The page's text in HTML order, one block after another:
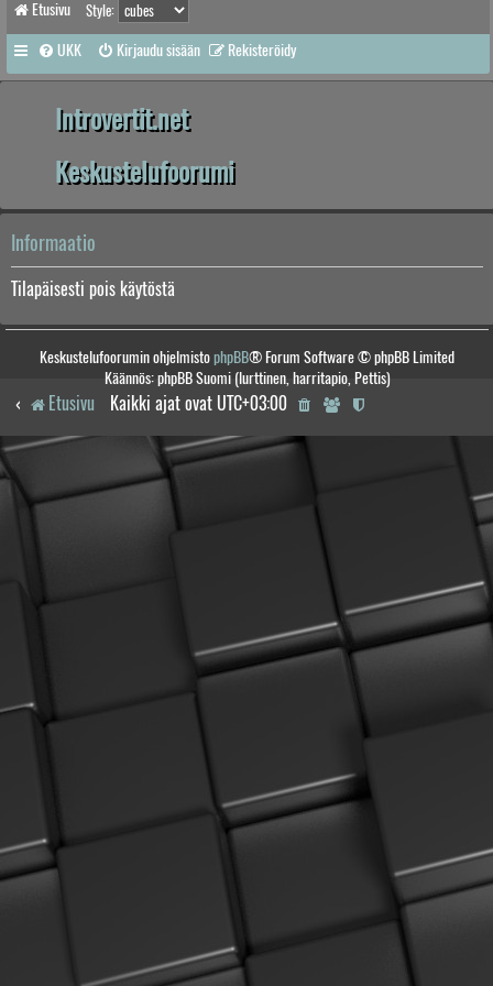
Etusivu Style:
UKK Kirjaudu sisään Rekisteröidy
Introvertit.net
Keskustelufoorumi
Informaatio
Tilapäisesti pois käytöstä
Keskustelufoorumin ohjelmistophpBB® Forum Software © phpBB Limited
Käännös: phpBB Suomi (lurttinen, harritapio, Pettis)
Etusivu Kaikki ajat ovat UTC+03:00